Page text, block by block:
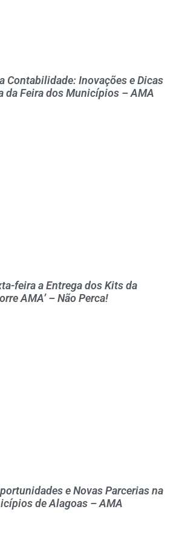
Contabilidade: Inovações e Dicas
da Feira dos Municípios – AMA
feira a Entrega dos Kits da
AMA’ – Não Perca!
e Novas Parcerias na
de Alagoas – AMA